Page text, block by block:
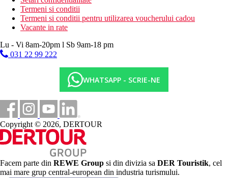
Mesele sunt servite la hotelurile sora Arion Resort/Arion Green
Riviera
Gustari usoare in timpul zilei
Bauturi alcoolice si nealcoolice selectate (10:00–22:30)
Clientii pot folosi barul de la piscina de la hotelurile Arion
Resort si Arion Green Riviera ca parte a ofertei all inclusive.
Categoria oficiala
https://arionhotelzante.com/arion-apartments.html
Distanţe
400 m
Magazine
0 m
Termeni si conditii
Termeni si conditii pentru utilizarea voucherului cadou
Vacante in rate
Lu - Vi 8am-20pm l Sb 9am-18 pm
031 22 99 222
WHATSAPP - SCRIE-NE
Copyright © 2026, DERTOUR
Facem parte din REWE Group si din divizia sa DER Touristik, cel
mai mare grup central-european din industria turismului.